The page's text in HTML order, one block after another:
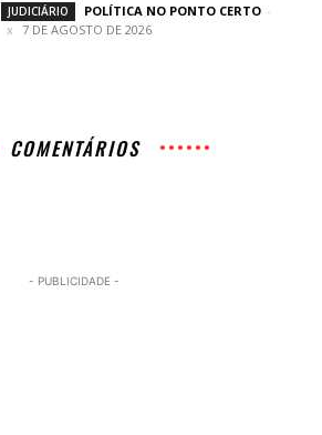
JUDICIÁRIO POLÍTICA NO PONTO CERTO -
7 DE AGOSTO DE 2026
COMENTÁRIOS
- PUBLICIDADE -